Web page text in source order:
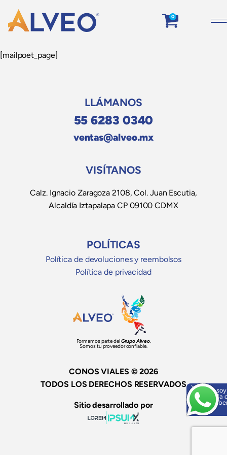
0
[mailpoet_page]
LLÁMANOS
55 6283 0340
ventas@alveo.mx
VISÍTANOS
Calz. Ignacio Zaragoza 2108, Col. Juan Escutia,
Alcaldía Iztapalapa CP 09100 CDMX
POLÍTICAS
Política de devoluciones y reembolsos
Política de privacidad
Formamos parte delGrupo Alveo.
Somos tu proveedor confiable.
CONOS VIALES © 2026
TODOS LOS DERECHOS RESERVADOS
Sitio desarrollado por
Hola,
ayuda